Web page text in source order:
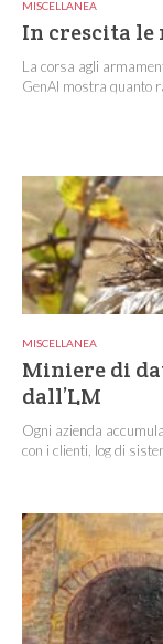
MISCELLANEA
In crescita
La corsa agli
GenAI mostra quanto
MISCELLANEA
Miniere di
dall’LM
Ogni azienda
con i clienti, log di